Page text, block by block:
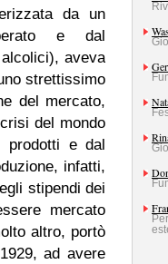
da un
e dal
aveva
strettissimo
del mercato,
del mondo
prodotti e dal
infatti,
stipendi dei
mercato
altro, portò
ad avere